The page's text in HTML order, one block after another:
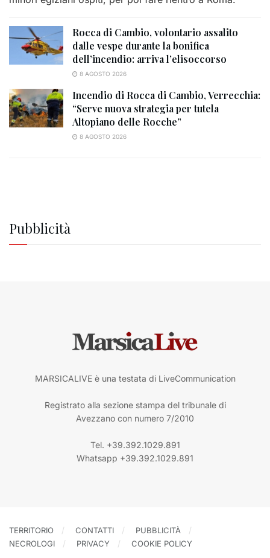
Rocca di Cambio, volontario assalito
dalle vespe durante la bonifica
dell’incendio: arriva l’elisoccorso
8 AGOSTO 2026
Incendio di Rocca di Cambio, Verrecchia:
“Serve nuova strategia per tutela
Altopiano delle Rocche”
8 AGOSTO 2026
Pubblicità
MARSICALIVE è una testata di LiveCommunication
Registrato alla sezione stampa del tribunale di
Avezzano con numero 7/2010
Tel. +39.392.1029.891
Whatsapp +39.392.1029.891
TERRITORIO CONTATTI
PUBBLICITÀ
NECROLOGI
PRIVACY COOKIE POLICY